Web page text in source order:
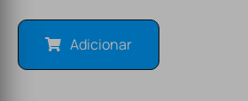
Adicionar